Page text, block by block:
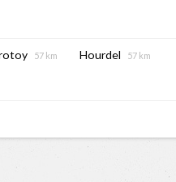
57 km Hourdel 57 km